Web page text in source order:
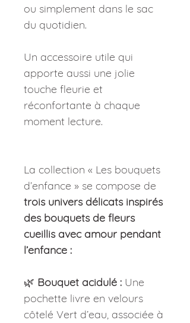
ou simplement dans le sac
du quotidien.
Un accessoire utile qui
apporte aussi une jolie
touche fleurie et
réconfortante à chaque
moment lecture.
La collection « Les bouquets
d’enfance » se compose de
trois univers délicats inspirés
des bouquets de fleurs
cueillis avec amour pendant
l’enfance :
🌿 Bouquet acidulé : Une
pochette livre en velours
côtelé Vert d’eau, associée à